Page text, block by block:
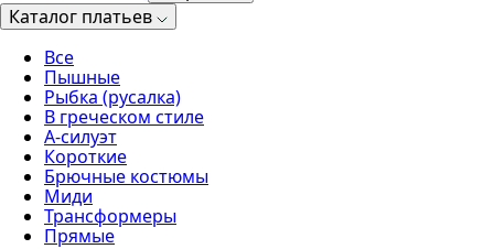
Каталог платьев
Все
Пышные
Рыбка (русалка)
В греческом стиле
А-силуэт
Короткие
Брючные костюмы
Миди
Трансформеры
Прямые